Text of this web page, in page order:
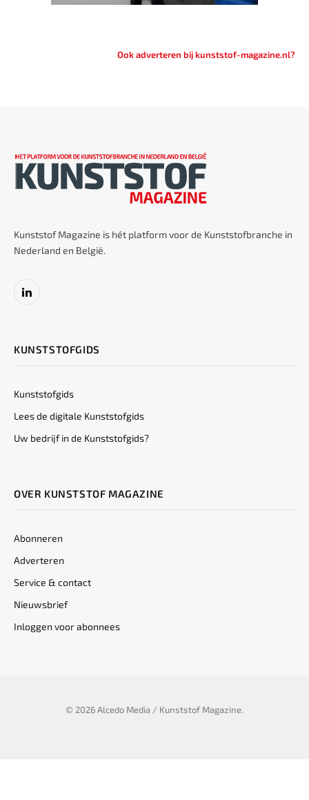
Ook adverteren bij kunststof-magazine.nl?
Kunststof Magazine is hét platform voor de Kunststofbranche in
Nederland en België.
LinkedIn
KUNSTSTOFGIDS
Kunststofgids
Lees de digitale Kunststofgids
Uw bedrijf in de Kunststofgids?
OVER KUNSTSTOF MAGAZINE
Abonneren
Adverteren
Service & contact
Nieuwsbrief
Inloggen voor abonnees
© 2026 Alcedo Media / Kunststof Magazine.